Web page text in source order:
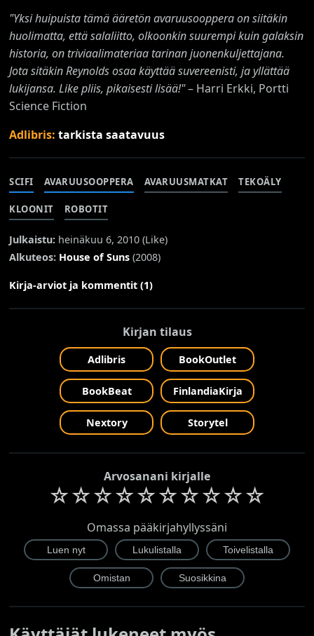
"Yksi huipuista tämä ääretön avaruusooppera on siitäkin
huolimatta, että salaliitto, olkoonkin suurempi kuin galaksin
historia, on triviaalimateriaa tarinan juonenkuljettajana.
Jota sitäkin Reynolds osaa käyttää suvereenisti, ja yllättää
lukijansa. Like pliis, pikaisesti lisää!"– Harri Erkki, Portti
Science Fiction
Adlibris:tarkista saatavuus
SCIFI AVARUUSOOPPERA AVARUUSMATKAT TEKOÄLY
KLOONIT ROBOTIT
Julkaistu: heinäkuu 6, 2010 (Like)
Alkuteos: House of Suns (2008)
Kirja-arviot ja kommentit (1)
Kirjan tilaus
Adlibris BookOutlet
BookBeat FinlandiaKirja
Nextory Storytel
Arvosanani kirjalle
☆☆☆☆☆☆☆☆☆☆
Omassa pääkirjahyllyssäni